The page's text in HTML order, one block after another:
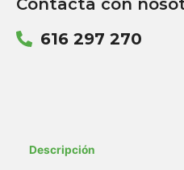
Contacta con
616 297 270
Descripción